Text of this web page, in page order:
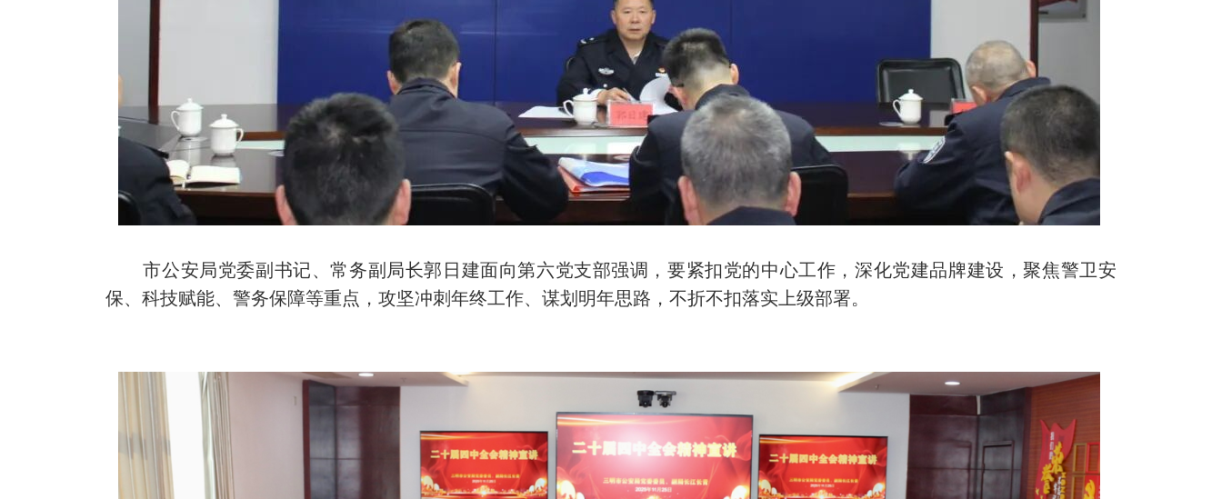
市公安局党委副书记、常务副局长郭日建面向第六党支部强调，要紧扣党的中心工作，深化党建品牌建设，聚焦警卫安
保、科技赋能、警务保障等重点，攻坚冲刺年终工作、谋划明年思路，不折不扣落实上级部署。